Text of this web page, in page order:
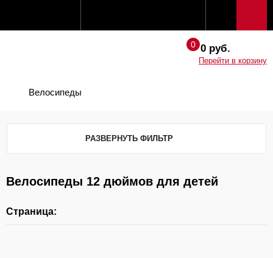
0 руб.
Перейти в корзину
Велосипеды
РАЗВЕРНУТЬ ФИЛЬТР
Велосипеды 12 дюймов для детей
Страница: